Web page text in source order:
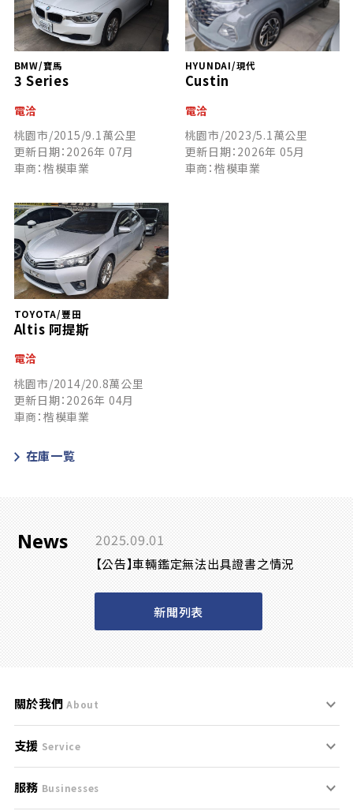
BMW/寶馬
3 Series
電洽
桃園市/2015/9.1萬公里
更新日期：2026年 07月
車商：楷模車業
HYUNDAI/現代
Custin
電洽
桃園市/2023/5.1萬公里
更新日期：2026年 05月
車商：楷模車業
TOYOTA/豐田
Altis 阿提斯
電洽
桃園市/2014/20.8萬公里
更新日期：2026年 04月
車商：楷模車業
在庫一覧
News 2025.09.01
【公告】車輛鑑定無法出具證書之情況
新聞列表
關於我們 About
刊登規範
服務條款
支援 Service
支援中心
服務 Businesses